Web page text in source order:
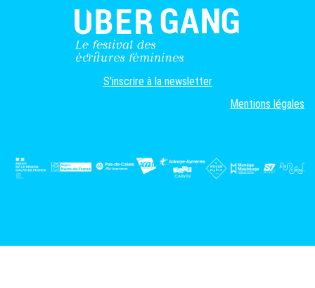
S'inscrire à la newsletter
Mentions légales